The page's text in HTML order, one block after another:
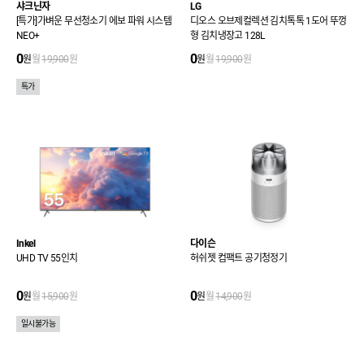
샤크닌자
[특가]가벼운 무선청소기 에보 파워 시스템
NEO+
0원월19,900원
특가
LG
디오스 오브제컬렉션 김치톡톡 1도어 뚜껑
형 김치냉장고 128L
0원월19,900원
Inkel
UHD TV 55인치
0원월15,900원
일시불가능
다이슨
허쉬젯 컴팩트 공기청정기
0원월14,900원